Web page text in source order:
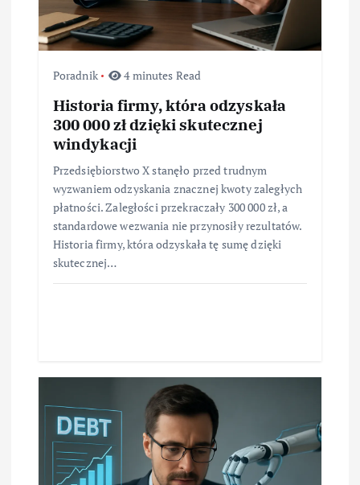
s
u
Poradnik 4 minutes Read
Historia firmy, która odzyskała
300 000 zł dzięki skutecznej
windykacji
Przedsiębiorstwo X stanęło przed trudnym
wyzwaniem odzyskania znacznej kwoty zaległych
płatności. Zaległości przekraczały 300 000 zł, a
standardowe wezwania nie przynosiły rezultatów.
Historia firmy, która odzyskała tę sumę dzięki
skutecznej…